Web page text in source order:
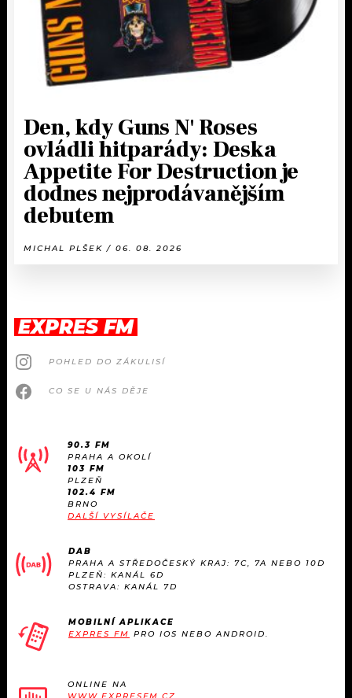
Den, kdy Guns N' Roses
ovládli hitparády: Deska
Appetite For Destruction je
dodnes nejprodávanějším
debutem
MICHAL PLŠEK / 06. 08. 2026
EXPRES FM
POHLED DO ZÁKULISÍ
CO SE U NÁS DĚJE
90.3 FM
PRAHA A OKOLÍ
103 FM
PLZEŇ
102.4 FM
BRNO
DALŠÍ VYSÍLAČE
DAB
PRAHA A STŘEDOČESKÝ KRAJ: 7C, 7A NEBO 10D
PLZEŇ: KANÁL 6D
OSTRAVA: KANÁL 7D
MOBILNÍ APLIKACE
EXPRES FM PRO IOS NEBO ANDROID.
ONLINE NA